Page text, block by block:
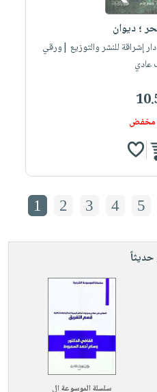
؛ ديوان
إشراقة للنشر والتوزيع |ورقي
عادي
1 2 3 4 5